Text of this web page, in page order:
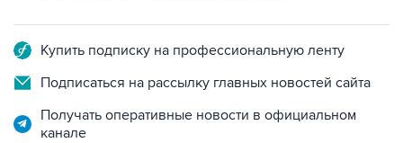
Купить подписку на профессиональную ленту
Подписаться на рассылку главных новостей сайта
Получать оперативные новости в официальном
канале